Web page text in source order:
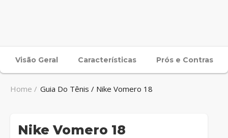
Visão Geral Características Prós e Contras
Home / Guia Do Tênis / Nike Vomero 18
Nike Vomero 18